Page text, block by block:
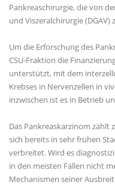
Pankreaschirurgie, die von
und Viszeralchirurgie
Um die Erforschung des
CSU-Fraktion die
unterstützt, mit dem
Krebses in Nervenzellen in
inzwischen ist es in Betrieb
Das Pankreaskarzinom zählt
sich bereits in sehr frühen
verbreitet. Wird es
in den meisten Fällen nicht
Mechanismen seiner